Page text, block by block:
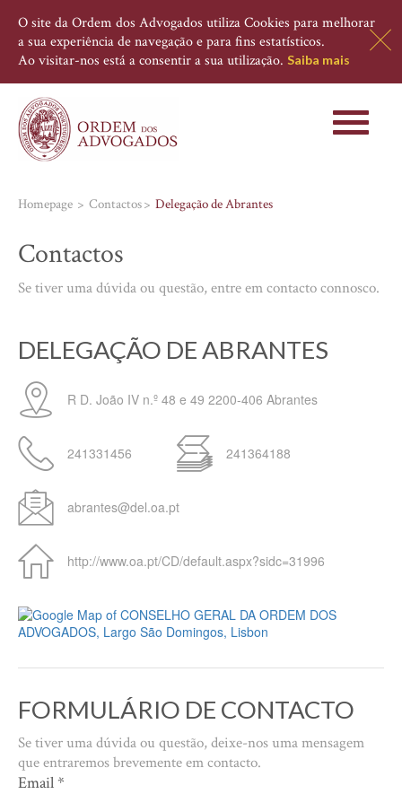
O site da Ordem dos Advogados utiliza Cookies para melhorar
a sua experiência de navegação e para fins estatísticos.
Ao visitar-nos está a consentir a sua utilização. Saiba mais
Toggle
Homepage Contactos Delegação de Abrantes
Contactos
Se tiver uma dúvida ou questão, entre em contacto connosco.
DELEGAÇÃO DE ABRANTES
R D. João IV n.º 48 e 49 2200-406 Abrantes
241331456 241364188
abrantes@del.oa.pt
http://www.oa.pt/CD/default.aspx?sidc=31996
FORMULÁRIO DE CONTACTO
Se tiver uma dúvida ou questão, deixe-nos uma mensagem
que entraremos brevemente em contacto.
Email*